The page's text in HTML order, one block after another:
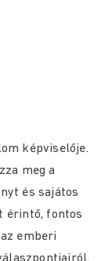
képviselője.
meg a
és sajátos
érintő, fontos
emberi